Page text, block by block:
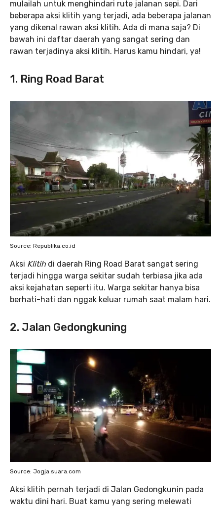
mulailah untuk menghindari rute jalanan sepi. Dari
beberapa aksi klitih yang terjadi, ada beberapa jalanan
yang dikenal rawan aksi klitih. Ada di mana saja? Di
bawah ini daftar daerah yang sangat sering dan
rawan terjadinya aksi klitih. Harus kamu hindari, ya!
1. Ring Road Barat
Source: Republika.co.id
Aksi Klitih di daerah Ring Road Barat sangat sering
terjadi hingga warga sekitar sudah terbiasa jika ada
aksi kejahatan seperti itu. Warga sekitar hanya bisa
berhati-hati dan nggak keluar rumah saat malam hari.
2. Jalan Gedongkuning
Source: Jogja.suara.com
Aksi klitih pernah terjadi di Jalan Gedongkunin pada
waktu dini hari. Buat kamu yang sering melewati